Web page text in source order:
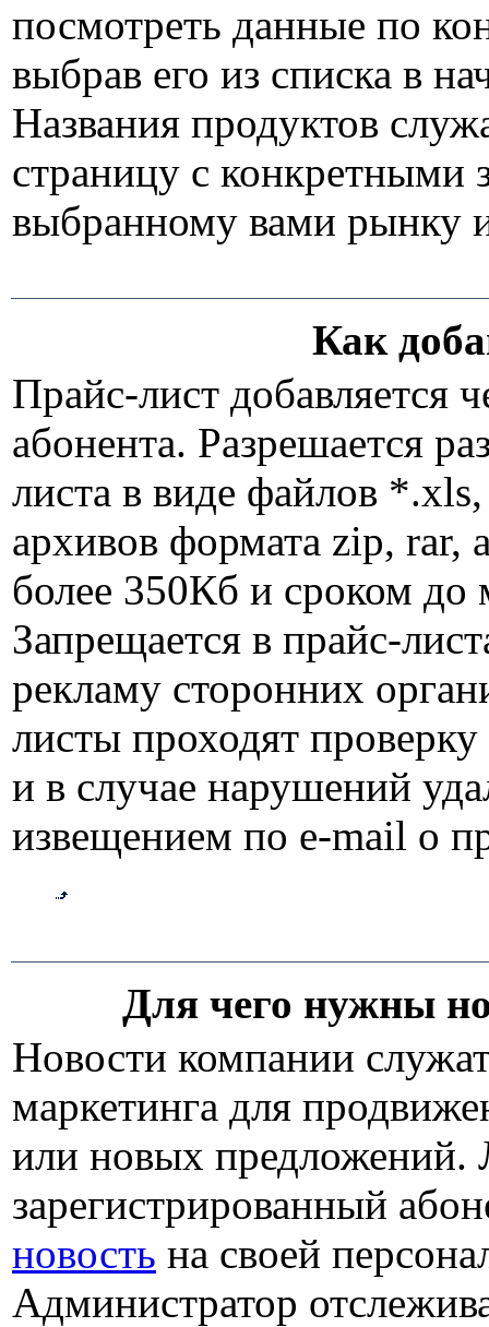
посмотреть данные по
выбрав его из списка в
Названия продуктов
страницу с конкретными
выбранному вами
Как
Прайс-лист добавляется
абонента. Разрешается
листа в виде файлов
архивов формата zip, rar,
более 350Кб и сроком до
Запрещается в прайс-
рекламу сторонних
листы проходят
и в случае нарушений
извещением по e-mail о
Для чего нужны
Новости компании
маркетинга для
или новых
зарегистрированный
новость на своей
Администратор